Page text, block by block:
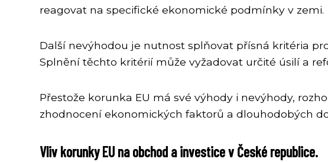
reagovat na specifické ekonomické podmínky v zemi.
Další nevýhodou je nutnost splňovat přísná kritéria
Splnění těchto kritérií může vyžadovat určité úsilí a
Přestože korunka EU má své výhody i nevýhody,
zhodnocení ekonomických faktorů a dlouhodobých
Vliv korunky EU na obchod a investice v České republice.